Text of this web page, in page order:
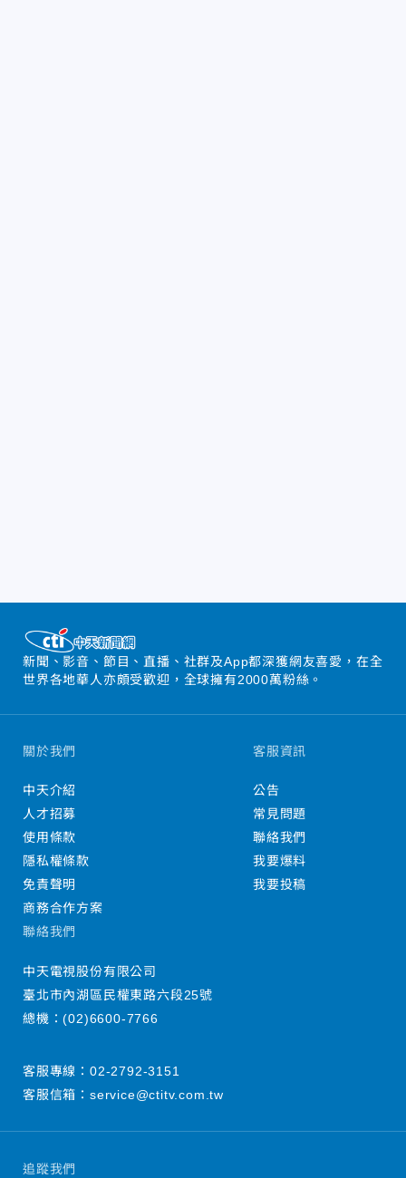
新聞、影音、節目、直播、社群及App都深獲網友喜愛，在全
世界各地華人亦頗受歡迎，全球擁有2000萬粉絲。
追蹤我們
關於我們
中天介紹
人才招募
使用條款
隱私權條款
免責聲明
商務合作方案
客服資訊
公告
常見問題
聯絡我們
我要爆料
我要投稿
聯絡我們
中天電視股份有限公司
臺北市內湖區民權東路六段25號
總機：(02)6600-7766
客服專線： 02-2792-3151
客服信箱： service@ctitv.com.tw